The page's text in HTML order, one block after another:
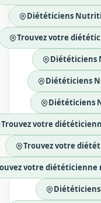
Diététiciens
Trouvez votre
Diététiciens
Diététiciens
Diététiciens
Trouvez votre
Trouvez votre
votre diététicienne
Diététiciens